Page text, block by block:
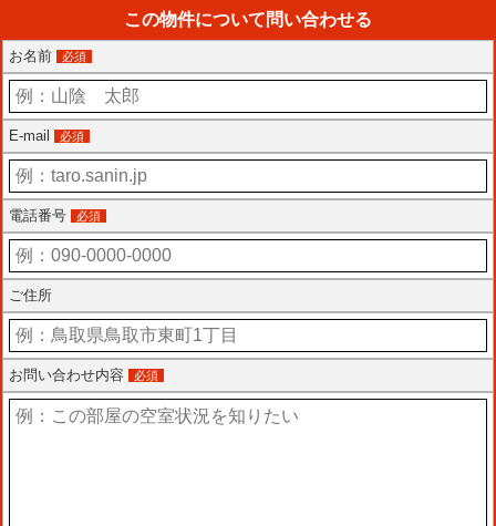
この物件について問い合わせる
お名前 必須
E-mail 必須
電話番号 必須
ご住所
お問い合わせ内容 必須